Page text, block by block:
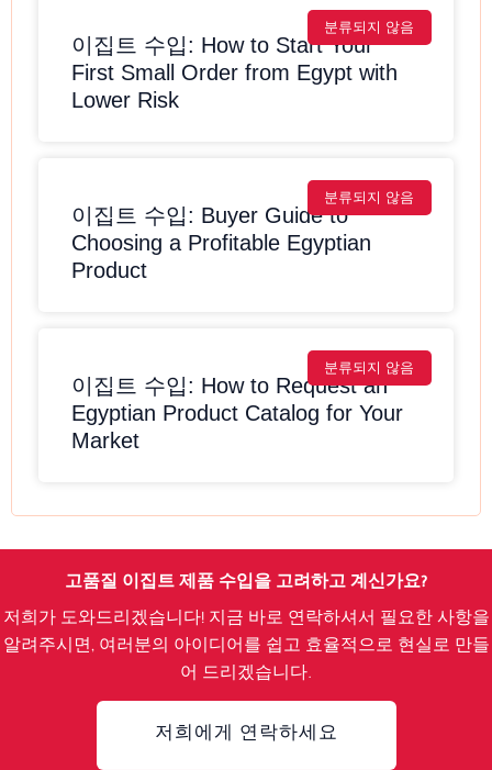
분류되지 않음
이집트 수입: How to Start Your
First Small Order from Egypt with
Lower Risk
분류되지 않음
이집트 수입: Buyer Guide to
Choosing a Profitable Egyptian
Product
분류되지 않음
이집트 수입: How to Request an
Egyptian Product Catalog for Your
Market
고품질 이집트 제품 수입을 고려하고 계신가요?
저희가 도와드리겠습니다! 지금 바로 연락하셔서 필요한 사항을
알려주시면, 여러분의 아이디어를 쉽고 효율적으로 현실로 만들
어 드리겠습니다.
저희에게 연락하세요